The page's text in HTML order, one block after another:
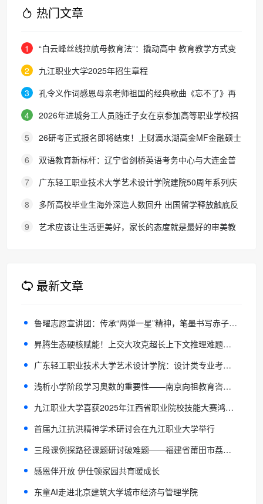
热门文章
1
“白云峰丝线拉航母教育法”：撬动高中 教育教学方式变
化的必要途径
2
九江职业大学2025年招生章程
3
孔令义作词感恩母亲老师祖国的经典歌曲《忘不了》再
次唱响
4
2026年进城务工人员随迁子女在京参加高等职业学校招
生考试报名通知
5
26研考正式报名即将结束！上财滴水湖高金MF金融硕士
最全报考攻略来了
6
双语教育新标杆：辽宁省剑桥英语考务中心与大连金普
新区华美双语学校签约剑桥英语体系教学示范学校
7
广东轻工职业技术大学艺术设计学院建院50周年系列庆
典活动成功举办
8
多所高校毕业生海外深造人数回升 出国留学释放触底反
弹信号
9
艺术应该让生活更美好，家长的态度就是最好的审美教
最新文章
鲁曜志愿宣讲团：传承“两弹一星”精神，笔墨书写赤子情怀
昇腾生态硬核赋能！上交大攻克超长上下文推理难题，性能大幅跃升
广东轻工职业技术大学艺术设计学院：设计类专业考生的理想之选
浅析小学阶段学习奥数的重要性——南京向祖教育咨询有限公司 马帅
九江职业大学喜获2025年江西省职业院校技能大赛鸿蒙应用开发赛项（高职组）一等奖
首届九江抗洪精神学术研讨会在九江职业大学举行
三段课例探路径课题研讨破难题——福建省莆田市荔城区新度中心小学
感恩伴开放 伊仕顿家园共育暖成长
东童AI走进北京建筑大学城市经济与管理学院